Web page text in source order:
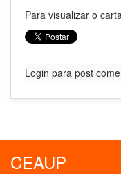
Para visualizar o
Login para post
CEAUP